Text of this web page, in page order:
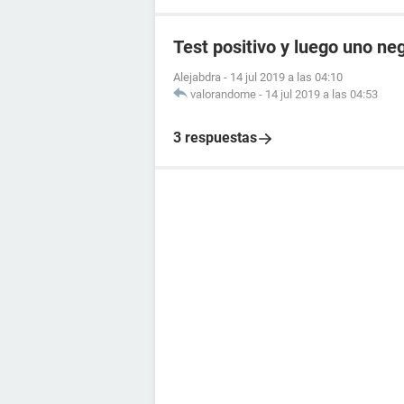
Test positivo y luego uno
Alejabdra - 14 jul 2019 a las 04:10
valorandome - 14 jul 2019 a las 04:53
3 respuestas